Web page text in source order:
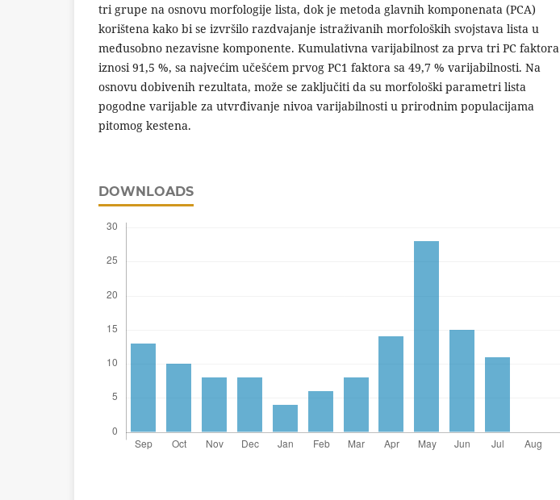
tri grupe na osnovu morfologije lista, dok je metoda glavnih komponenata (PCA)
korištena kako bi se izvršilo razdvajanje istraživanih morfoloških svojstava lista u
međusobno nezavisne komponente. Kumulativna varijabilnost za prva tri PC faktora
iznosi 91,5 %, sa najvećim učešćem prvog PC1 faktora sa 49,7 % varijabilnosti. Na
osnovu dobivenih rezultata, može se zaključiti da su morfološki parametri lista
pogodne varijable za utvrđivanje nivoa varijabilnosti u prirodnim populacijama
pitomog kestena.
DOWNLOADS